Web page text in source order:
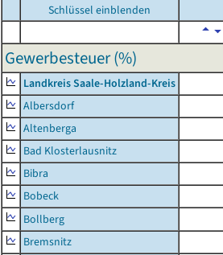
Schlüssel einblenden
Gewerbesteuer (%)
Landkreis Saale-Holzland-Kreis
Albersdorf
Altenberga
Bad Klosterlausnitz
Bibra
Bobeck
Bollberg
Bremsnitz